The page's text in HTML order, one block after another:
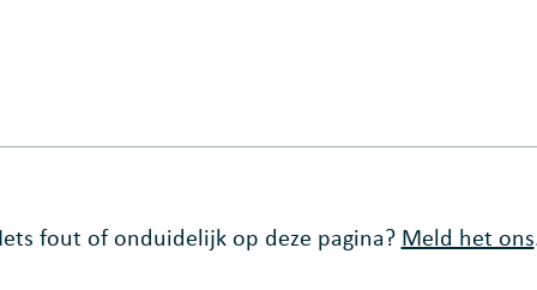
Iets fout of onduidelijk op deze pagina? Meld het ons